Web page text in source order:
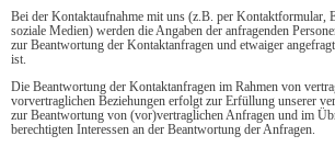
Bei der Kontaktaufnahme mit uns (z.B. per Kontaktformular,
soziale Medien) werden die Angaben der anfragenden
zur Beantwortung der Kontaktanfragen und etwaiger
ist.
Die Beantwortung der Kontaktanfragen im Rahmen von
vorvertraglichen Beziehungen erfolgt zur Erfüllung unserer
zur Beantwortung von (vor)vertraglichen Anfragen und im
berechtigten Interessen an der Beantwortung der Anfragen.